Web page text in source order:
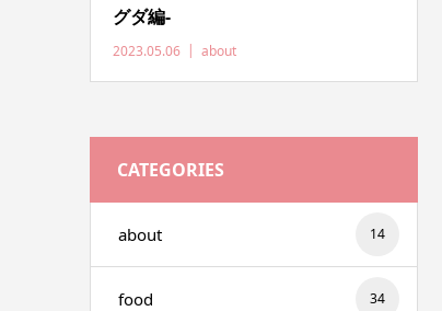
グダ編-
2023.05.06 about
CATEGORIES
about 14
food 34